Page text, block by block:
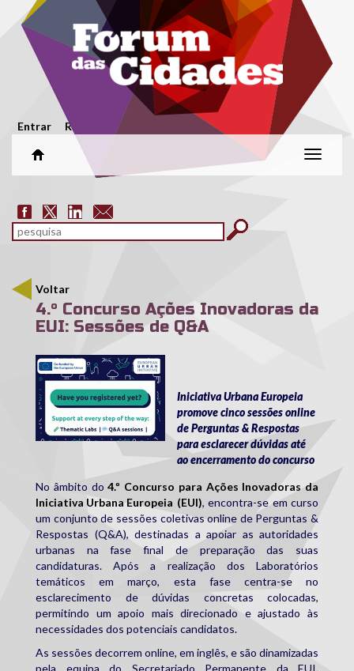
Passar para o conteúdo principal
Menu secundário
Entrar Registar
Alterar
Formulário de pesquisa
pesquisar
Voltar
4.º Concurso Ações Inovadoras da
EUI: Sessões de Q&A
eui_3.png
Iniciativa Urbana Europeia
promove cinco sessões online
de Perguntas & Respostas
para esclarecer dúvidas até
ao encerramento do concurso
No âmbito do4.º Concurso para Ações Inovadoras da
Iniciativa Urbana Europeia (EUI), encontra-se em curso
um conjunto de sessões coletivas online de Perguntas &
Respostas (Q&A), destinadas a apoiar as autoridades
urbanas na fase final de preparação das suas
candidaturas. Após a realização dos Laboratórios
temáticos em março, esta fase centra-se no
esclarecimento de dúvidas concretas colocadas,
permitindo um apoio mais direcionado e ajustado às
necessidades dos potenciais candidatos.
As sessões decorrem online, em inglês, e são dinamizadas
pela equipa do Secretariado Permanente da EUI.